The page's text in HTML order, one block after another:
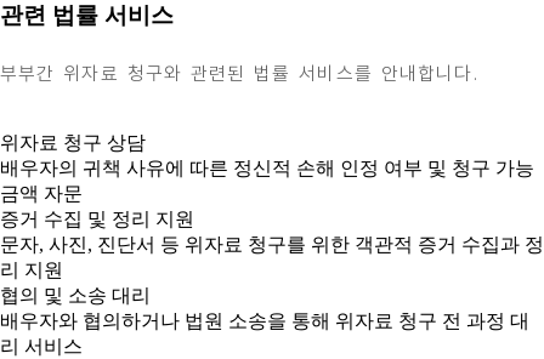
관련 법률 서비스
부부간 위자료 청구와 관련된 법률 서비스를 안내합니다.
위자료 청구 상담
배우자의 귀책 사유에 따른 정신적 손해 인정 여부 및 청구 가능
금액 자문
증거 수집 및 정리 지원
문자, 사진, 진단서 등 위자료 청구를 위한 객관적 증거 수집과 정
리 지원
협의 및 소송 대리
배우자와 협의하거나 법원 소송을 통해 위자료 청구 전 과정 대
리 서비스